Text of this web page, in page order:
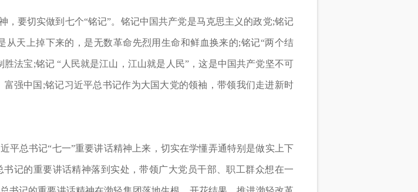
要切实做到七个“铭记”。铭记中国共产党是马克思主义的政党;铭记
天上掉下来的，是无数革命先烈用生命和鲜血换来的;铭记“两个结
法宝;铭记 “人民就是江山，江山就是人民”，这是中国共产党坚不可
强中国;铭记习近平总书记作为大国大党的领袖，带领我们走进新时
总书记“七一”重要讲话精神上来，切实在学懂弄通特别是做实上下
记的重要讲话精神落到实处，带领广大党员干部、职工群众想在一